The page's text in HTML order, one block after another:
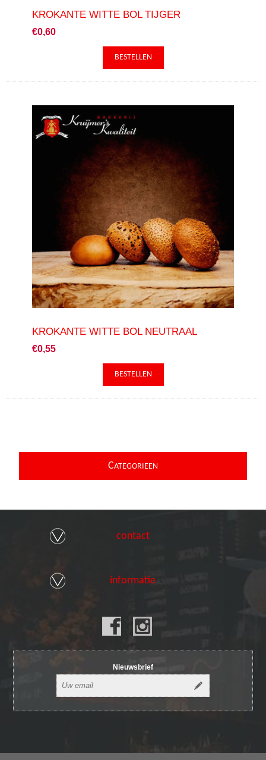
KROKANTE WITTE BOL TIJGER
€0,60
KROKANTE WITTE BOL NEUTRAAL
€0,55
CATEGORIEEN
contact
informatie
Nieuwsbrief